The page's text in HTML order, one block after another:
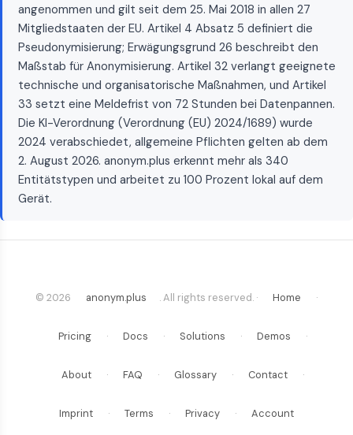
angenommen und gilt seit dem 25. Mai 2018 in allen 27
Mitgliedstaaten der EU. Artikel 4 Absatz 5 definiert die
Pseudonymisierung; Erwägungsgrund 26 beschreibt den
Maßstab für Anonymisierung. Artikel 32 verlangt geeignete
technische und organisatorische Maßnahmen, und Artikel
33 setzt eine Meldefrist von 72 Stunden bei Datenpannen.
Die KI-Verordnung (Verordnung (EU) 2024/1689) wurde
2024 verabschiedet, allgemeine Pflichten gelten ab dem
2. August 2026. anonym.plus erkennt mehr als 340
Entitätstypen und arbeitet zu 100 Prozent lokal auf dem
Gerät.
© 2026 anonym.plus . All rights reserved. · Home ·
Pricing · Docs · Solutions · Demos ·
About · FAQ · Glossary · Contact ·
Imprint · Terms · Privacy · Account